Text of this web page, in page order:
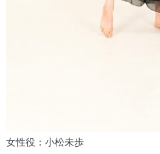
女性役：小松未歩